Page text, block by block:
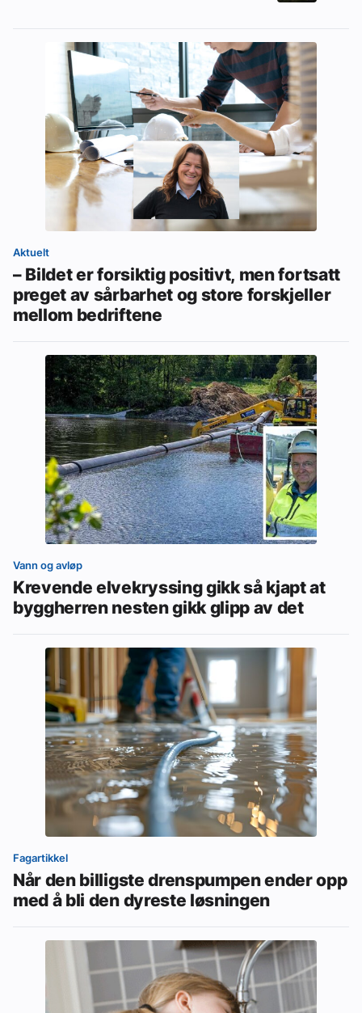
Aktuelt
– Bildet er forsiktig positivt, men fortsatt
preget av sårbarhet og store forskjeller
mellom bedriftene
Vann og avløp
Krevende elvekryssing gikk så kjapt at
byggherren nesten gikk glipp av det
Fagartikkel
Når den billigste drenspumpen ender opp
med å bli den dyreste løsningen